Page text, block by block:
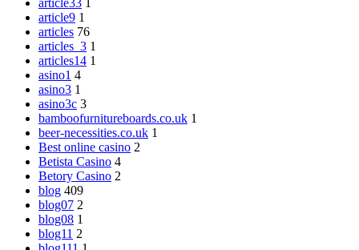
article33 1
article9 1
articles 76
articles_3 1
articles14 1
asino1 4
asino3 1
asino3c 3
bamboofurnitureboards.co.uk 1
beer-necessities.co.uk 1
Best online casino 2
Betista Casino 4
Betory Casino 2
blog 409
blog07 2
blog08 1
blog11 2